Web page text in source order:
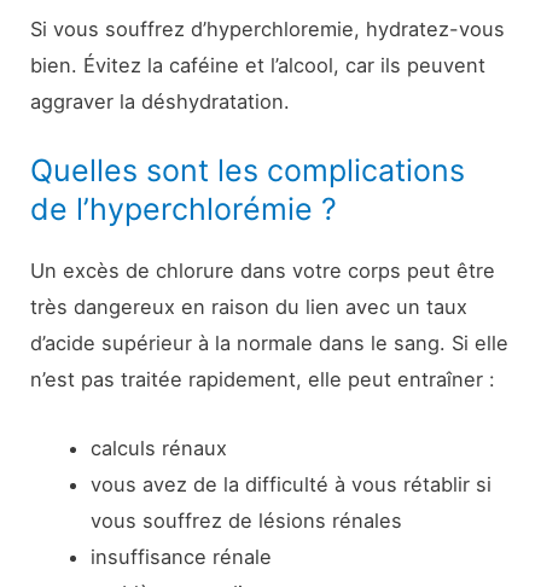
Si vous souffrez d’hyperchloremie, hydratez-vous
bien. Évitez la caféine et l’alcool, car ils peuvent
aggraver la déshydratation.
Quelles sont les complications
de l’hyperchlorémie ?
Un excès de chlorure dans votre corps peut être
très dangereux en raison du lien avec un taux
d’acide supérieur à la normale dans le sang. Si elle
n’est pas traitée rapidement, elle peut entraîner :
calculs rénaux
vous avez de la difficulté à vous rétablir si
vous souffrez de lésions rénales
insuffisance rénale